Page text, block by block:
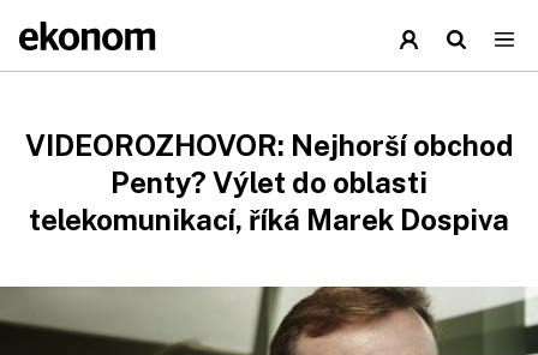
VIDEOROZHOVOR: Nejhorší obchod
Penty? Výlet do oblasti
telekomunikací, říká Marek Dospiva